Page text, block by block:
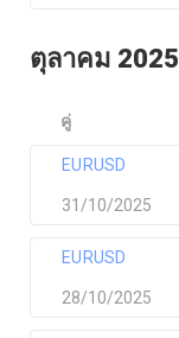
ตุลาคม 2025
คู่
EURUSD
31/10/2025
EURUSD
28/10/2025